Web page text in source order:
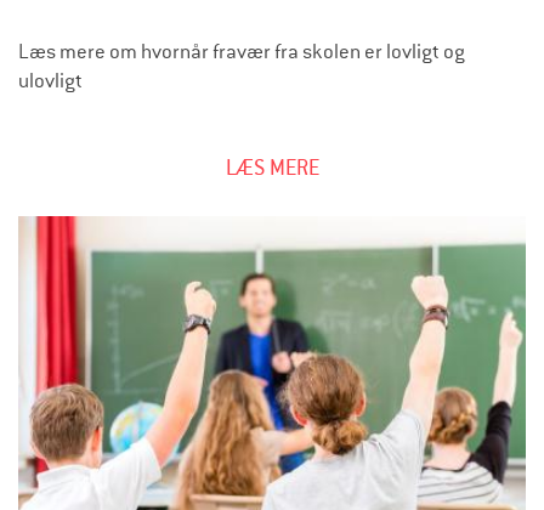
Læs mere om hvornår fravær fra skolen er lovligt og
ulovligt
LÆS MERE